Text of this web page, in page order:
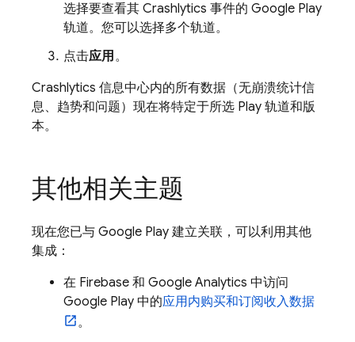
选择要查看其 Crashlytics 事件的 Google Play
轨道。您可以选择多个轨道。
点击应用。
Crashlytics 信息中心内的所有数据（无崩溃统计信
息、趋势和问题）现在将特定于所选 Play 轨道和版
本。
其他相关主题
现在您已与 Google Play 建立关联，可以利用其他
集成：
在 Firebase 和 Google Analytics 中访问
Google Play 中的应用内购买和订阅收入数据
。